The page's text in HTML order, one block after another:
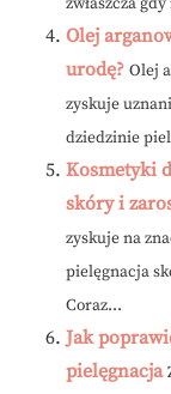
zwłaszcza
Olej
urodę? Olej
zyskuje
dziedzinie
Kosmetyki
skóry i
zyskuje na
pielęgnacja
Coraz...
Jak
pielęgnacja